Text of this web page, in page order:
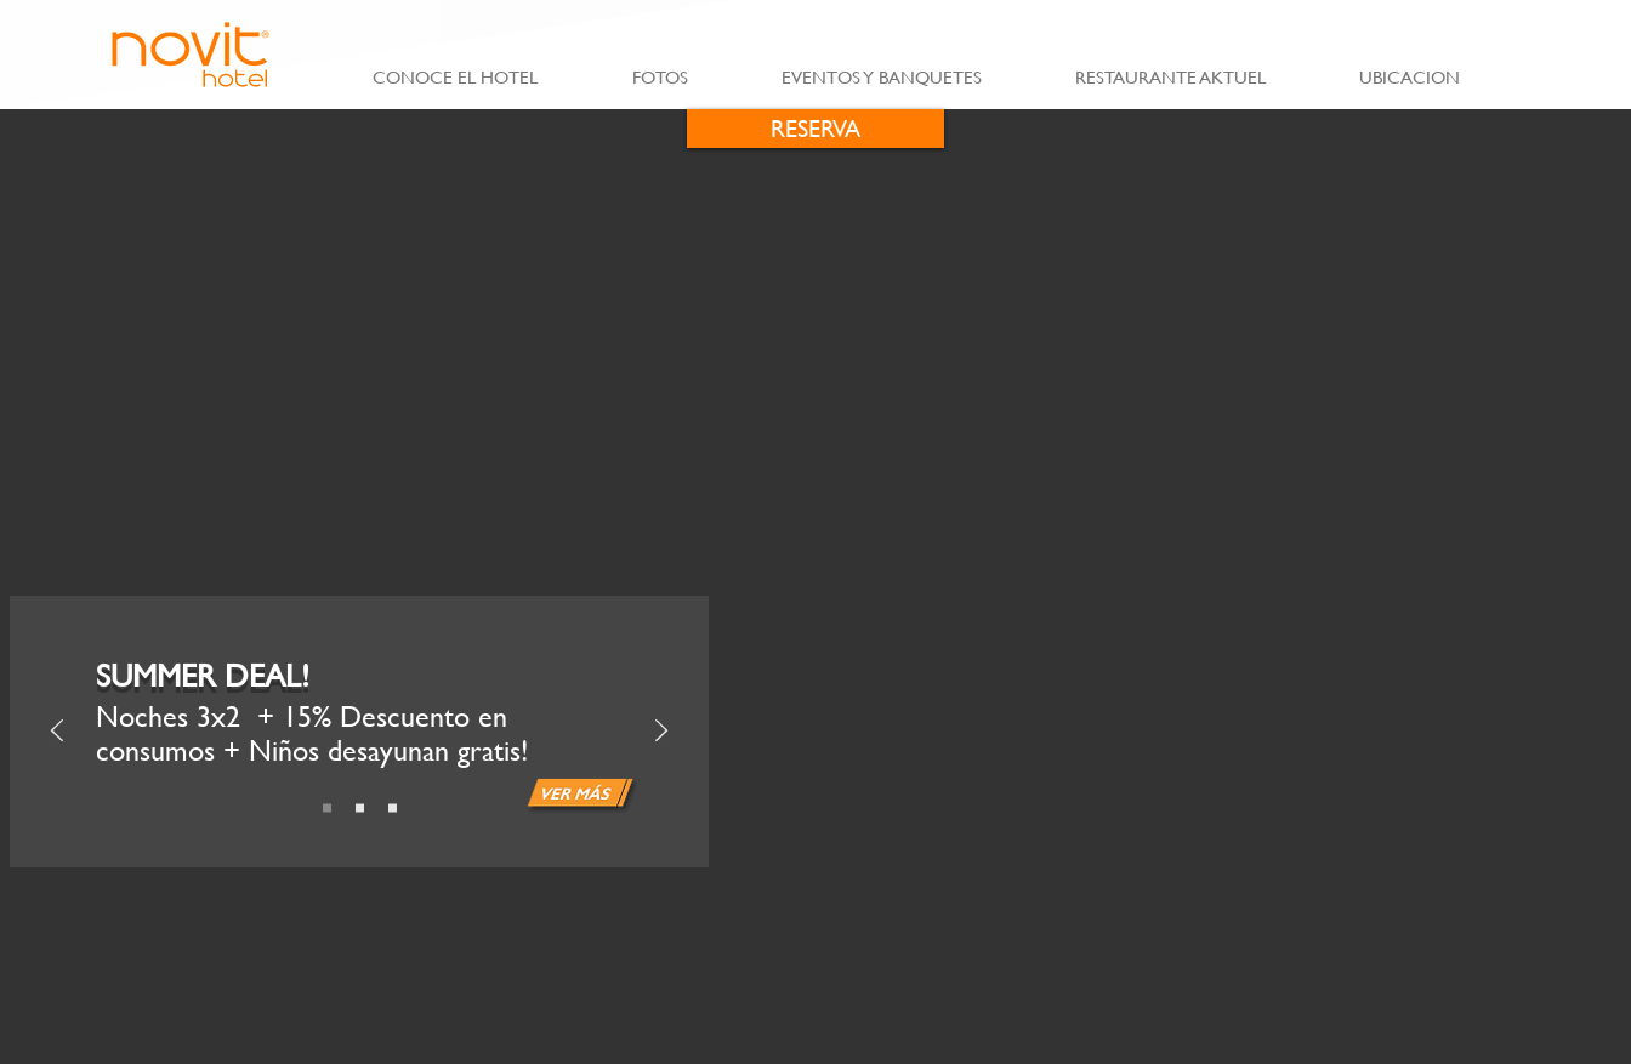
RESERVA
CONOCE EL HOTEL FOTOS EVENTOS Y BANQUETES RESTAURANTE AKTUEL UBICACION
SUMMER DEAL!
Noches 3x2 + 15% Descuento en
consumos + Niños desayunan gratis!